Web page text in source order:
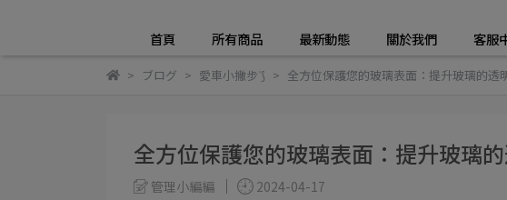
首頁 所有商品 最新動態 關於我們 客服
ブログ 愛車小撇步ᐝ⟆ 全方位保護您的玻璃表面：提升玻璃的透
全方位保護您的玻璃表面：提升玻璃
管理小編編 2024-04-17